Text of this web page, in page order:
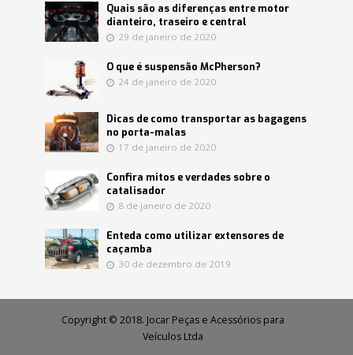
Quais são as diferenças entre motor
dianteiro, traseiro e central
29 de janeiro de 2020
O que é suspensão McPherson?
24 de janeiro de 2020
Dicas de como transportar as bagagens
no porta-malas
17 de janeiro de 2020
Confira mitos e verdades sobre o
catalisador
8 de janeiro de 2020
Enteda como utilizar extensores de
caçamba
30 de dezembro de 2019
Copyright © 2018. Jocar Peças e Acessórios para
Veículos Ltda